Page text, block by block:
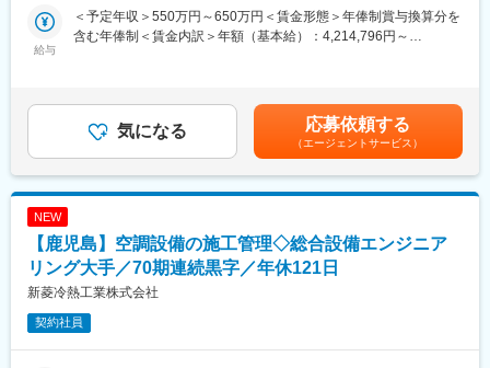
スで800万～850万、部長クラスで1000万以上と伸び幅もしっか
りあります。
くの打ち合わせが一切ないため残業も少なく、業界トップクラス
の働きやすさを誇ります。
お休みは水曜＋1日という形ではありますが、行事等があれば土日
可能です。家族手当、住宅手当、資格手当、資格の講習学費サポ
変更の範囲：本文参照
■業務詳細
・会議出席、施工業者との調整
・安全管理、工程管理、出来形管理、品質管理
要な役割を担っています。
■魅力
式会社の施工管理部門を担う戦略子会社として設立され、40年以
給与
＜予定年収＞550万円～650万円＜賃金形態＞年俸制賞与換算分を
含む年俸制＜賃金内訳＞年額（基本給）：4,214,796円～
給有無＞無＜残業手当＞有＜給与補足＞■ご経験・ご年齢を考慮の
うえ、当社規定に基づき決定致します。賃金はあくまでも目安の
金額であり、選考を通じて上下する可能性があります。月給(月額)
は固定手当を含めた表記です。
気になる 応募依頼する
（エージェントサービス）
NEW
【鹿児島】空調設備の施工管理◇総合設備エンジニア
リング大手／70期連続黒字／年休121日
新菱冷熱工業株式会社
契約社員